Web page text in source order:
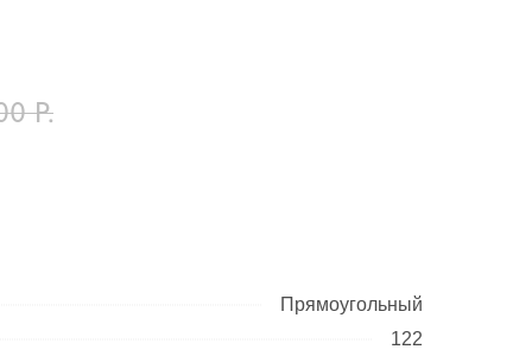
Р.
Прямоугольный
122